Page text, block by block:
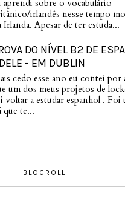
aprendi sobre o vocabulário
irlandês nesse tempo
Irlanda. Apesar de ter estuda...
DO NÍVEL B2 DE
- EM DUBLIN
cedo esse ano eu contei por
um dos meus projetos de
voltar a estudar espanhol . Foi
que te...
BLOGROLL